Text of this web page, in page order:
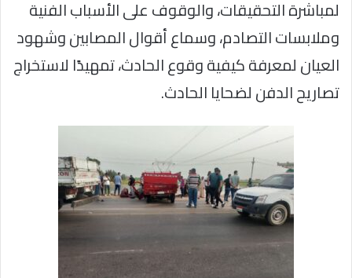
لمباشرة التحقيقات، والوقوف على الأسباب الفنية
وملابسات التصادم، وسماع أقوال المصابين وشهود
العيان لمعرفة كيفية وقوع الحادث، تمهيدًا لاستخراج
تصاريح الدفن لضحايا الحادث.